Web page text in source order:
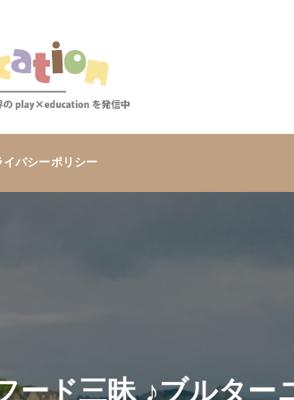
イバシーポリシー
ード三昧 ♪ブルター